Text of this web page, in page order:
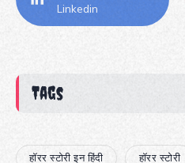
Linkedin
Tags
हॉरर स्टोरी इन हिंदी हॉरर स्टोरी